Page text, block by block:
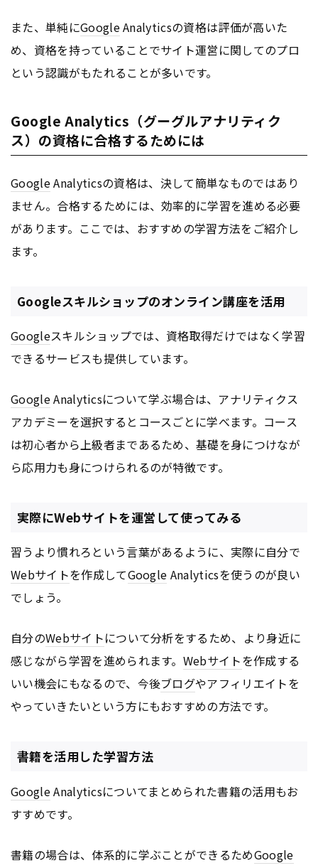
また、単純にGoogleAnalyticsの資格は評価が高いた
め、資格を持っていることでサイト運営に関してのプロ
という認識がもたれることが多いです。
Google Analytics（グーグルアナリティク
ス）の資格に合格するためには
GoogleAnalyticsの資格は、決して簡単なものではあり
ません。合格するためには、効率的に学習を進める必要
があります。ここでは、おすすめの学習方法をご紹介し
ます。
Googleスキルショップのオンライン講座を活用
Googleスキルショップでは、資格取得だけではなく学習
できるサービスも提供しています。
GoogleAnalyticsについて学ぶ場合は、アナリティクス
アカデミーを選択するとコースごとに学べます。コース
は初心者から上級者まであるため、基礎を身につけなが
ら応用力も身につけられるのが特徴です。
実際にWebサイトを運営して使ってみる
習うより慣れろという言葉があるように、実際に自分で
Webサイトを作成してGoogle Analyticsを使うのが良い
でしょう。
自分のWebサイトについて分析をするため、より身近に
感じながら学習を進められます。 Webサイトを作成する
いい機会にもなるので、今後ブログやアフィリエイトを
やっていきたいという方にもおすすめの方法です。
書籍を活用した学習方法
GoogleAnalyticsについてまとめられた書籍の活用もお
すすめです。
書籍の場合は、体系的に学ぶことができるためGoogle